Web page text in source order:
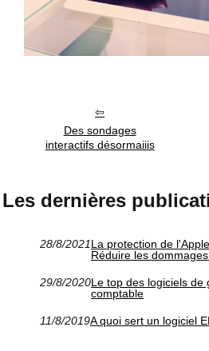
Des sondages
interactifs désormaiiis
Les dernières
28/8/2021La protection de
Réduire les
29/8/2020Le top des logiciels de
comptable
11/8/2019A quoi sert un logiciel